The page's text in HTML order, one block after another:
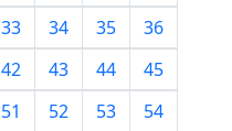
33 34 35
36
42 43 44
45
51 52 53
54